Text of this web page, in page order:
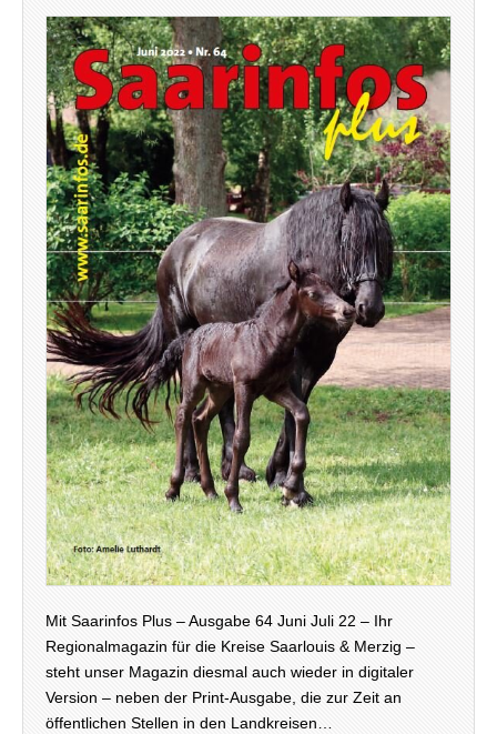
Mit Saarinfos Plus – Ausgabe 64 Juni Juli 22 – Ihr
Regionalmagazin für die Kreise Saarlouis & Merzig –
steht unser Magazin diesmal auch wieder in digitaler
Version – neben der Print-Ausgabe, die zur Zeit an
öffentlichen Stellen in den Landkreisen…